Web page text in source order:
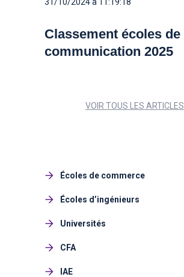
Classement écoles de
communication 2025
VOIR TOUS LES ARTICLES
Écoles de commerce
Écoles d’ingénieurs
Universités
CFA
IAE